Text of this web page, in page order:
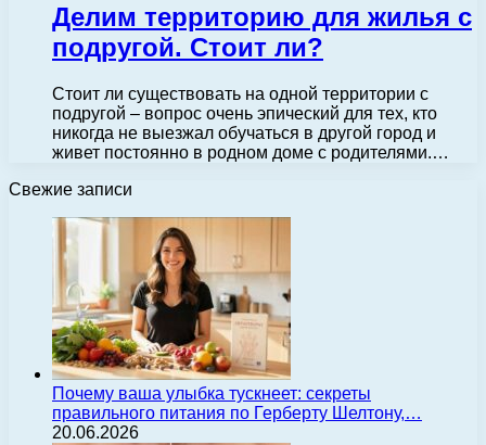
Делим территорию для жилья с
подругой. Стоит ли?
Стоит ли существовать на одной территории с
подругой – вопрос очень эпический для тех, кто
никогда не выезжал обучаться в другой город и
живет постоянно в родном доме с родителями.…
Свежие записи
Почему ваша улыбка тускнеет: секреты
правильного питания по Герберту Шелтону,…
20.06.2026